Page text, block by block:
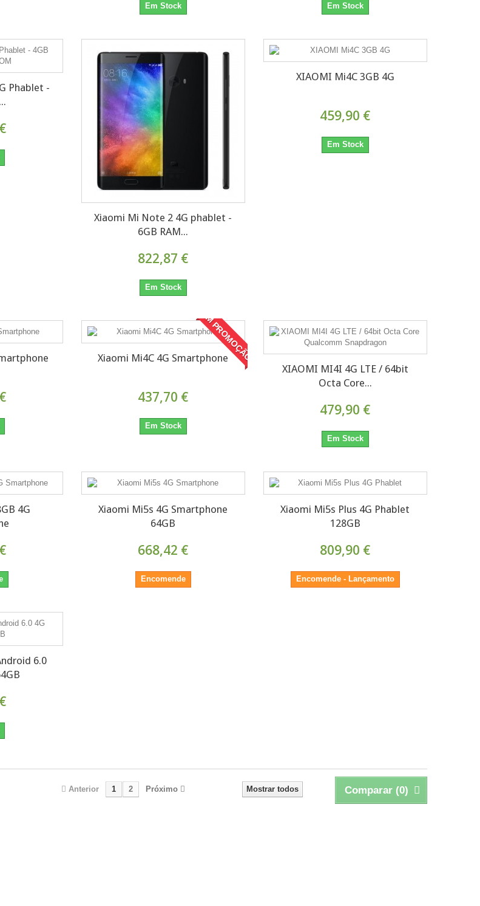
Em Stock Em Stock
Phablet -
Xiaomi Mi Note 2 4G phablet -
6GB RAM...
822,87 €
Em Stock
XIAOMI Mi4C 3GB 4G
459,90 €
Em Stock
EM PROMOÇÃO!
Xiaomi Mi4C 4G Smartphone
437,70 €
Em Stock
XIAOMI MI4I 4G LTE / 64bit
Octa Core...
479,90 €
Em Stock
4G
Xiaomi Mi5s 4G Smartphone
64GB
668,42 €
Encomende
Xiaomi Mi5s Plus 4G Phablet
128GB
809,90 €
Encomende - Lançamento
6.0
Comparar (0)
Mostrar todos
Anterior 1 2 Próximo